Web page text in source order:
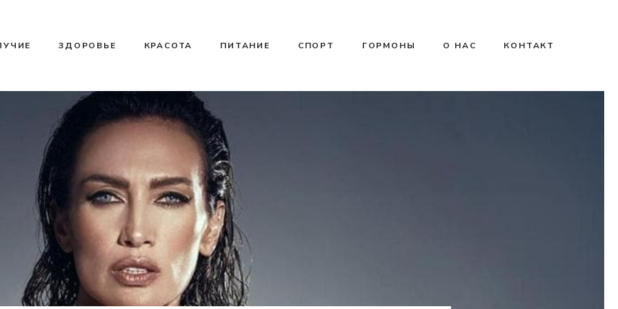
ЗДОРОВЬЕ КРАСОТА ПИТАНИЕ СПОРТ ГОРМОНЫ О НАС КОНТАКТ